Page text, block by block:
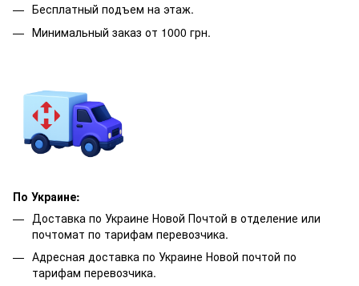
Бесплатный подъем на этаж.
Минимальный заказ от 1000 грн.
По Украине:
Доставка по Украине Новой Почтой в отделение или
почтомат по тарифам перевозчика.
Адресная доставка по Украине Новой почтой по
тарифам перевозчика.